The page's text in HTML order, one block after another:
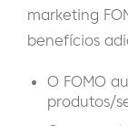
marketing
benefícios
O FOMO
produtos/